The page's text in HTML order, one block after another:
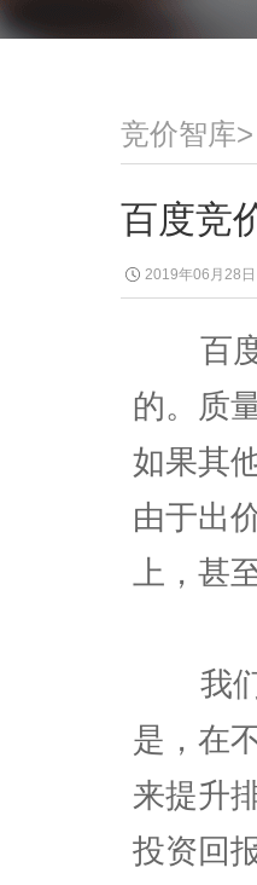
竞价智库>
百度竞
2019年06月28日
百度
的。质
如果其
由于出
上，甚
我们
是，在
来提升
投资回